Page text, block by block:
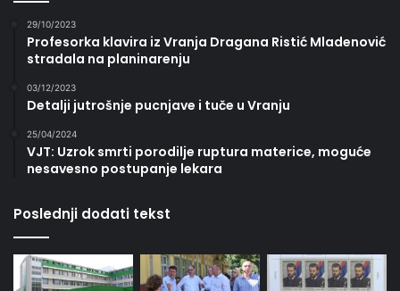
29/10/2023
Profesorka klavira iz Vranja Dragana Ristić Mladenović
stradala na planinarenju
03/12/2023
Detalji jutrošnje pucnjave i tuče u Vranju
25/04/2024
VJT: Uzrok smrti porodilje ruptura materice, moguće
nesavesno postupanje lekara
Poslednji dodati tekst